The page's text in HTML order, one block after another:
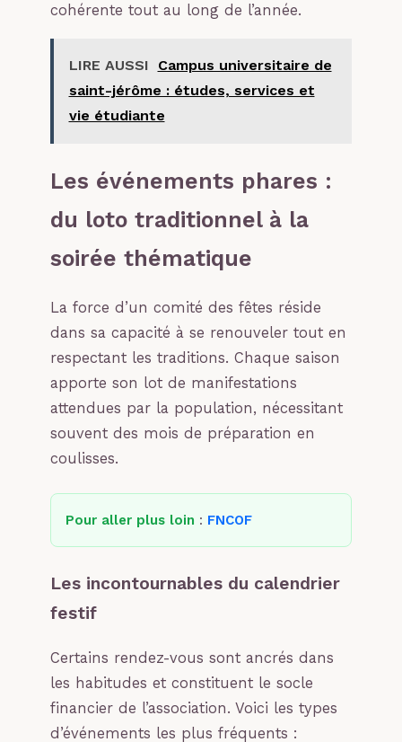
cohérente tout au long de l’année.
LIRE AUSSI
Campus universitaire de
saint-jérôme : études, services et
vie étudiante
Les événements phares :
du loto traditionnel à la
soirée thématique
La force d’un comité des fêtes réside
dans sa capacité à se renouveler tout en
respectant les traditions. Chaque saison
apporte son lot de manifestations
attendues par la population, nécessitant
souvent des mois de préparation en
coulisses.
Pour aller plus loin : FNCOF
Les incontournables du calendrier
festif
Certains rendez-vous sont ancrés dans
les habitudes et constituent le socle
financier de l’association. Voici les types
d’événements les plus fréquents :